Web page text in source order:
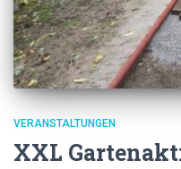
VERANSTALTUNGEN
XXL